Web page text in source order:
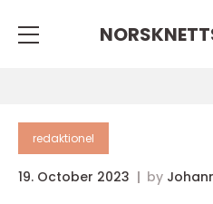
redaktionel
19. October 2023 by